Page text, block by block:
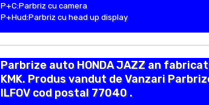
P+C:Parbriz cu camera
P+Hud:Parbriz cu head up display
Parbrize auto HONDA JAZZ an
KMK. Produs vandut de Vanzari
ILFOV cod postal 77040 .